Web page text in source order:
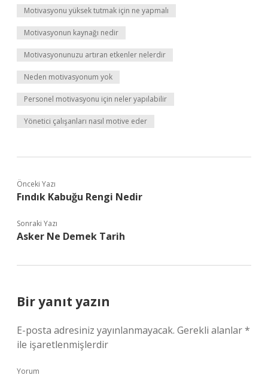
Motivasyonu yüksek tutmak için ne yapmalı
Motivasyonun kaynağı nedir
Motivasyonunuzu artıran etkenler nelerdir
Neden motivasyonum yok
Personel motivasyonu için neler yapılabilir
Yönetici çalışanları nasıl motive eder
Önceki Yazı
Fındık Kabuğu Rengi Nedir
Sonraki Yazı
Asker Ne Demek Tarih
Bir yanıt yazın
E-posta adresiniz yayınlanmayacak. Gerekli alanlar*
ile işaretlenmişlerdir
Yorum